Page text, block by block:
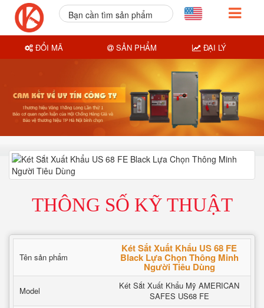
THÔNG SỐ KỸ THUẬT
Tên sản phẩm
Két Sắt Xuất Khẩu US 68 FE
Black Lựa Chọn Thông Minh
Người Tiêu Dùng
Model
Két Sắt Xuất Khẩu Mỹ AMERICAN
SAFES US68 FE
Bạn cần tìm sản phẩm
ĐỔI MÃ SẢN PHẨM ĐẠI LÝ